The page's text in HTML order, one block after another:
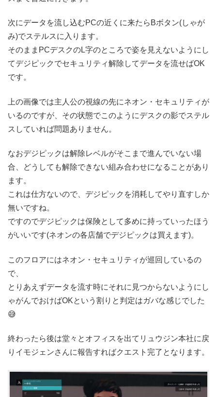
次にデータを流し込むPCの近くに来たらBボタン(しゃが
み)でステルスに入ります。
そのままPCデスクのL字のところで姿を見えないようにし
てデジピックでセキュリティ解除してデータを流せばOK
です。
上の画像では主人公の視線の先にネオン・セキュリティが
いるのですが、その状態でこのようにデスクの影でステル
スしていれば問題ありません。
なおデジピックは解除レベルがそこまで進んでいない場
合、どうしても解除できない組み合わせになることがあり
ます。
これは仕方ないので、デジピックを消耗してやり直すしか
無いですね。
ですのでデジピックは保険として多めに持っていったほう
がいいです(ネオンの各店舗でデジピックは買えます)。
このフロアにはネオン・セキュリティが巡回しているの
で、
とりあえずデータを流す時にそれに見つからないようにし
ゃがんでおけばOKという割りと判定はガバな感じでした
😅
終わったら後は堂々とオフィスを出てリュウジン本社に戻
りイモジェンさんに報告すればクエスト完了となります。